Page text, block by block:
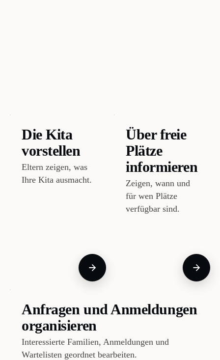
Die Kita
vorstellen
Eltern zeigen, was
Ihre Kita ausmacht.
Über freie
Plätze
informieren
Zeigen, wann und
für wen Plätze
verfügbar sind.
Anfragen und Anmeldungen
organisieren
Interessierte Familien, Anmeldungen und
Wartelisten geordnet bearbeiten.